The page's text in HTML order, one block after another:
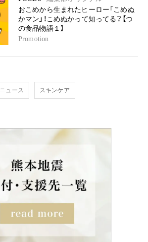
おこめから生まれたヒーロー「こめぬ
かマン」！こめぬかって知ってる？【つ
の食品物語１】
Promotion
ニュース スキンケア